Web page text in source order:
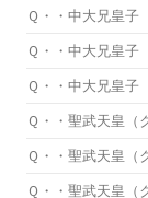
Ｑ・・中大兄皇
Ｑ・・中大兄皇子
Ｑ・・中大兄皇子
Ｑ・・聖武天皇
Ｑ・・聖武天皇（
Ｑ・・聖武天皇（